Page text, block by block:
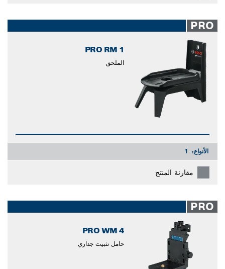
PRO
PRO RM 1
الملحق
الأنواع: 1
مقارنة المنتج
PRO
PRO WM 4
حامل تثبيت جداري